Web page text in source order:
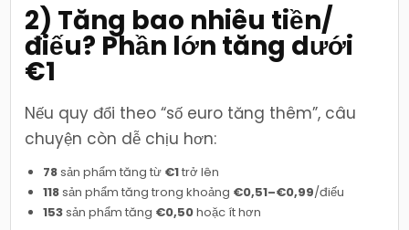
2) Tăng bao nhiêu tiền/
điếu? Phần lớn tăng dưới
€1
Nếu quy đổi theo “số euro tăng thêm”, câu
chuyện còn dễ chịu hơn:
78sản phẩm tăng từ €1trở lên
118sản phẩm tăng trong khoảng €0,51–€0,99/điếu
153sản phẩm tăng €0,50hoặc ít hơn